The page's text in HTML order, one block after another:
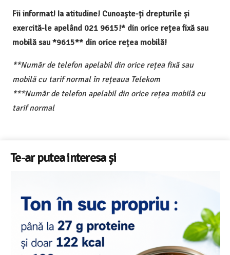
Fii informat! Ia atitudine! Cunoaște-ți drepturile și
exercită-le apelând 021 9615!* din orice rețea fixă sau
mobilă sau *9615** din orice rețea mobilă!
**Număr de telefon apelabil din orice rețea fixă sau
mobilă cu tarif normal în rețeaua Telekom
***Număr de telefon apelabil din orice rețea mobilă cu
tarif normal
Te-ar putea interesa și